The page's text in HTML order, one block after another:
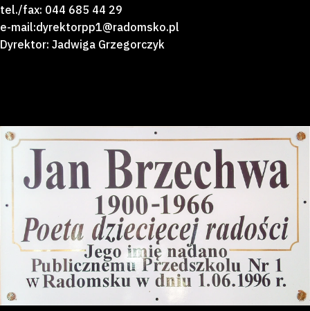
tel./fax: 044 685 44 29
e-mail:dyrektorpp1@radomsko.pl
Dyrektor: Jadwiga Grzegorczyk